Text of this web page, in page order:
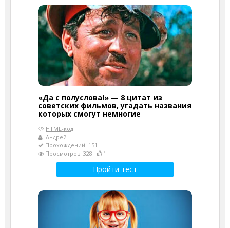
«Да с полуслова!» — 8 цитат из
советских фильмов, угадать названия
которых смогут немногие
HTML-код
Андрей
Прохождений: 151
Просмотров: 328
1
Пройти тест